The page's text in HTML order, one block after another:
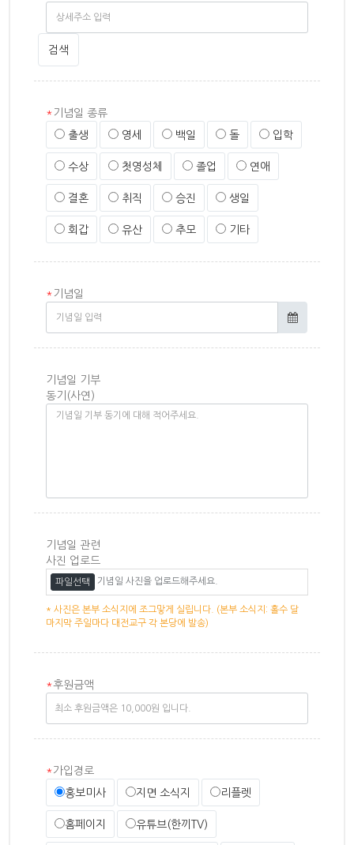
검색
* 기념일 종류
출생
영세 백일 돌 입학
수상 첫영성체 졸업 연애
결혼 취직 승진 생일
회갑 유산 추모 기타
* 기념일
기념일 기부
동기(사연)
기념일 관련
사진 업로드
파일선택 기념일 사진을 업로드해주세요.
* 사진은 본부 소식지에 조그맣게 실립니다. (본부 소식지: 홀수 달
마지막 주일마다 대전교구 각 본당에 발송)
*후원금액
*가입경로
홍보미사
지면 소식지 리플렛
홈페이지 유튜브(한끼TV)